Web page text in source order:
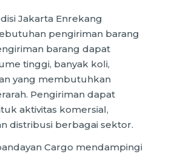
Jakarta Enrekang
pengiriman barang
barang dapat
tinggi, banyak koli,
yang membutuhkan
Pengiriman dapat
aktivitas komersial,
distribusi berbagai sektor.
Cargo mendampingi